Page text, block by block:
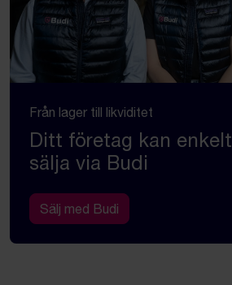
Från lager till likviditet
Ditt företag kan enkelt
sälja via Budi
Sälj med Budi